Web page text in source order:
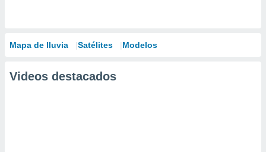
Mapa de lluvia Satélites Modelos
Videos destacados